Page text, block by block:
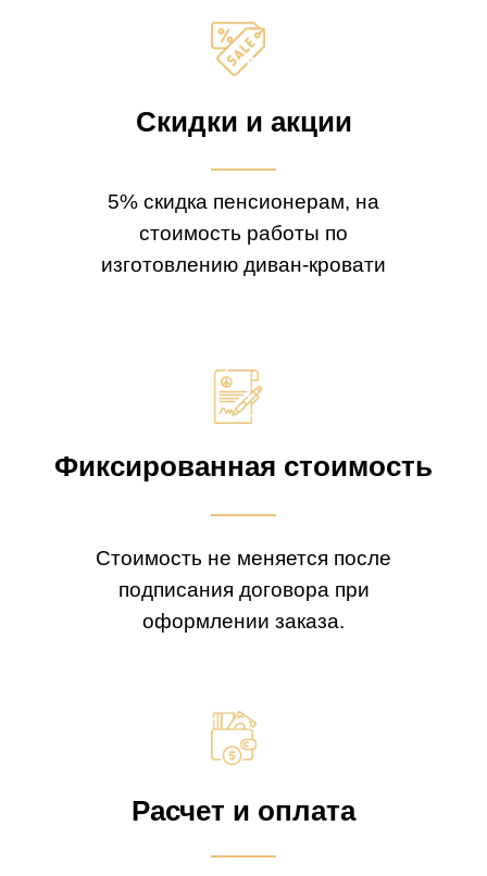
Скидки и акции
5% скидка пенсионерам, на
стоимость работы по
изготовлению диван-кровати
Фиксированная стоимость
Стоимость не меняется после
подписания договора при
оформлении заказа.
Расчет и оплата